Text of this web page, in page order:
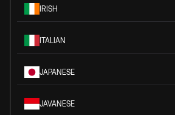
IRISH
ITALIAN
JAPANESE
JAVANESE